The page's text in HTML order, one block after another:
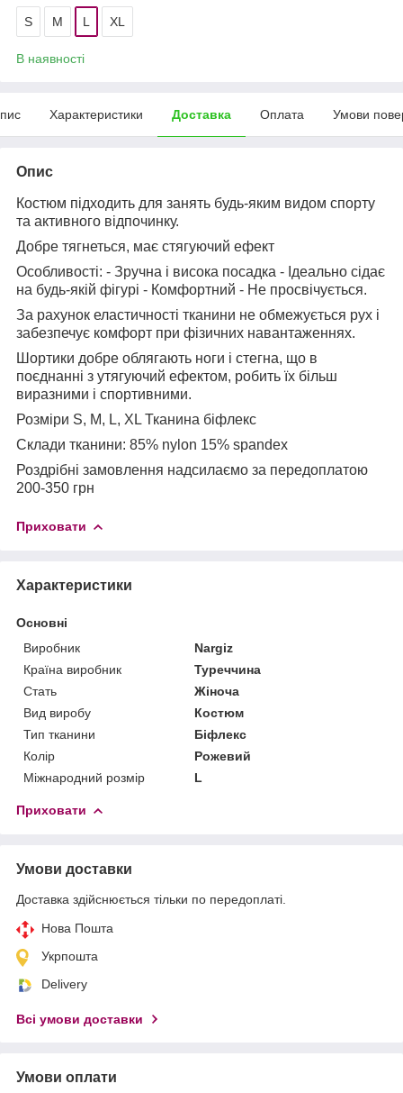
S M L XL
В наявності
Характеристики Доставка Оплата Умови
Опис
Костюм підходить для занять будь-яким видом спорту
та активного відпочинку.
Добре тягнеться, має стягуючий ефект
Особливості: - Зручна і висока посадка - Ідеально сідає
на будь-якій фігурі - Комфортний - Не просвічується.
За рахунок еластичності тканини не обмежується рух і
забезпечує комфорт при фізичних навантаженнях.
Шортики добре облягають ноги і стегна, що в
поєднанні з утягуючий ефектом, робить їх більш
виразними і спортивними.
Розміри S, M, L, XL Тканина біфлекс
Склади тканини: 85% nylon 15% spandex
Роздрібні замовлення надсилаємо за передоплатою
200-350 грн
Приховати
Характеристики
Основні
Виробник
Nargiz
Країна виробник
Туреччина
Стать
Жіноча
Вид виробу
Костюм
Тип тканини
Біфлекс
Колір
Рожевий
Міжнародний розмір
L
Приховати
Умови доставки
Доставка здійснюється тільки по передоплаті.
Нова Пошта
Укрпошта
Delivery
Всі умови доставки
Умови оплати